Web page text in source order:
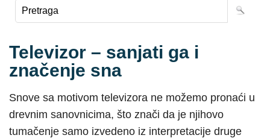
Televizor – sanjati ga i
značenje sna
Snove sa motivom televizora ne možemo pronaći u
drevnim sanovnicima, što znači da je njihovo
tumačenje samo izvedeno iz interpretacije druge